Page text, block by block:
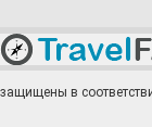
защищены в